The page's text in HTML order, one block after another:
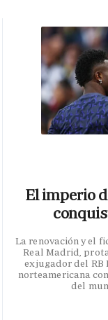
El imperio
La renovación y el
Real Madrid,
exjugador del RB
norteamericana
del